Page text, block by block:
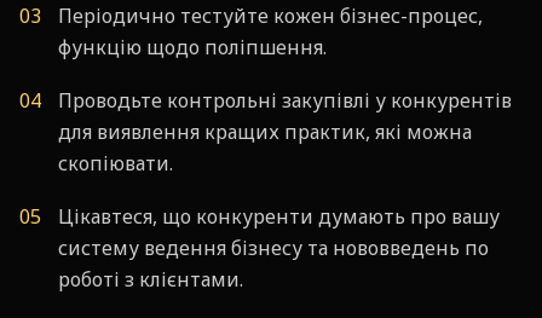
Періодично тестуйте кожен бізнес-процес,
функцію щодо поліпшення.
Проводьте контрольні закупівлі у конкурентів
для виявлення кращих практик, які можна
скопіювати.
Цікавтеся, що конкуренти думають про вашу
систему ведення бізнесу та нововведень по
роботі з клієнтами.